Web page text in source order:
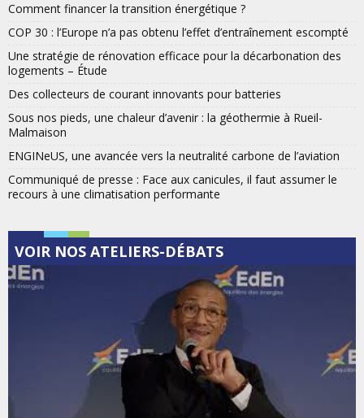
Comment financer la transition énergétique ?
COP 30 : l’Europe n’a pas obtenu l’effet d’entraînement escompté
Une stratégie de rénovation efficace pour la décarbonation des
logements – Étude
Des collecteurs de courant innovants pour batteries
Sous nos pieds, une chaleur d’avenir : la géothermie à Rueil-
Malmaison
ENGINeUS, une avancée vers la neutralité carbone de l’aviation
Communiqué de presse : Face aux canicules, il faut assumer le
recours à une climatisation performante
VOIR NOS ATELIERS-DÉBATS